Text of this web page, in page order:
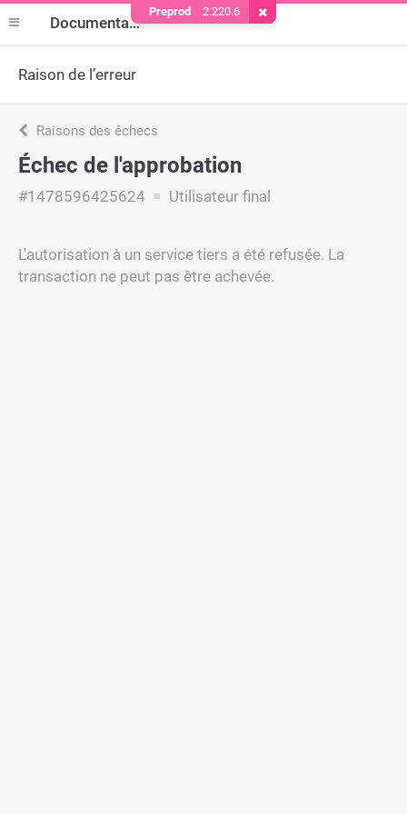
Documentation
Raison de l’erreur
Raisons des échecs
Échec de l'approbation
#1478596425624 Utilisateur final
L'autorisation à un service tiers a été refusée. La
transaction ne peut pas être achevée.
Preprod 2.220.6 Supprimer le cookie